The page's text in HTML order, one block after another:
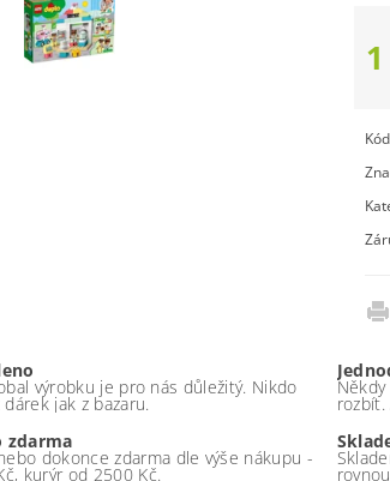
výrobku je pro nás důležitý. Nikdo
jak z bazaru.
zdarma
dokonce zdarma dle výše nákupu -
kurýr od 2500 Kč.